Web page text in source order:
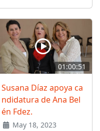
01:00:51
Susana Díaz apoya ca
ndidatura de Ana Bel
én Fdez.
May 18, 2023